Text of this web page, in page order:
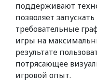
поддерживают
позволяет
требовательные
игры на
результате
потрясающее
игровой опыт.